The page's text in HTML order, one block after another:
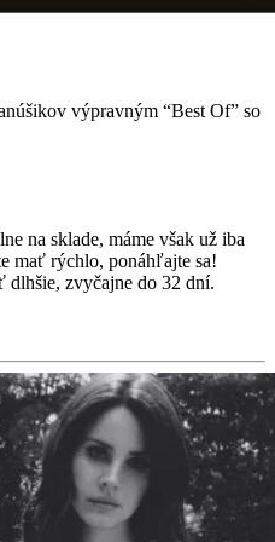
výpravným “Best Of” so
na sklade, máme však už iba
mať rýchlo, ponáhľajte sa!
dlhšie, zvyčajne do 32 dní.